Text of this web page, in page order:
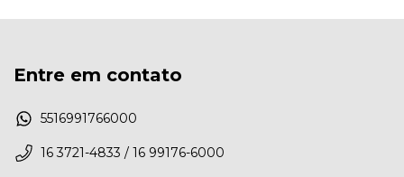
Entre em contato
5516991766000
16 3721-4833 / 16 99176-6000